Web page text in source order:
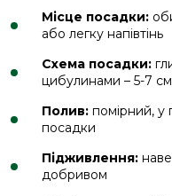
Місце посадки:
або легку напівтінь
Схема посадки:
цибулинами – 5-7 см
Полив: помірний, у
посадки
Підживлення:
добривом